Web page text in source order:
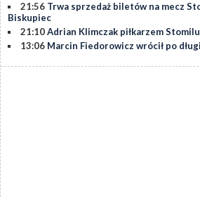
21:56 Trwa sprzedaż biletów na mecz
Biskupiec
21:10Adrian Klimczak piłkarzem Stomilu
13:06 Marcin Fiedorowicz wrócił po